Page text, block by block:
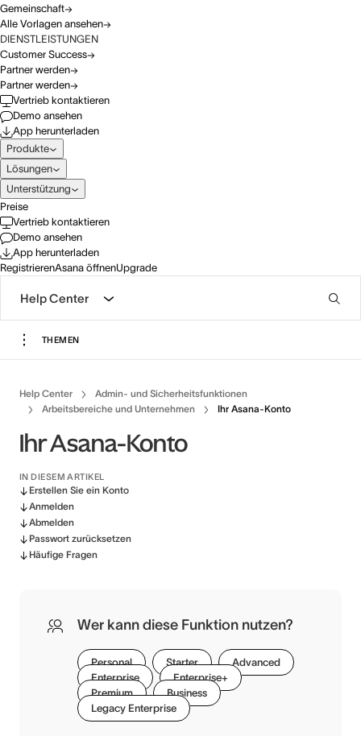
Gemeinschaft
Alle Vorlagen ansehen
DIENSTLEISTUNGEN
Customer Success
Partner werden
Partner werden
Vertrieb kontaktieren
Demo ansehen
App herunterladen
Produkte
Lösungen
Unterstützung
Preise
Vertrieb kontaktieren
Demo ansehen
App herunterladen
RegistrierenAsana öffnenUpgrade
Help Center
THEMEN
Help Center
Admin- und Sicherheitsfunktionen
Arbeitsbereiche und Unternehmen
Ihr Asana-Konto
Ihr Asana-Konto
IN DIESEM ARTIKEL
Erstellen Sie ein Konto
Anmelden
Abmelden
Passwort zurücksetzen
Häufige Fragen
Wer kann diese Funktion nutzen?
Personal Starter
Advanced
Enterprise
Enterprise+
Premium
Business
Legacy Enterprise